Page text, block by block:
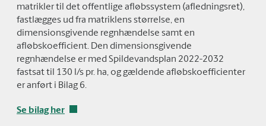
matrikler til det offentlige afløbssystem (afledningsret),
fastlægges ud fra matriklens størrelse, en
dimensionsgivende regnhændelse samt en
afløbskoefficient. Den dimensionsgivende
regnhændelse er med Spildevandsplan 2022-2032
fastsat til 130 l/s pr. ha, og gældende afløbskoefficienter
er anført i Bilag 6.
Se bilag her